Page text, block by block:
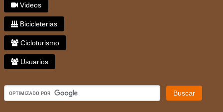
Videos
Bicicleterias
Cicloturismo
Usuarios
Buscar